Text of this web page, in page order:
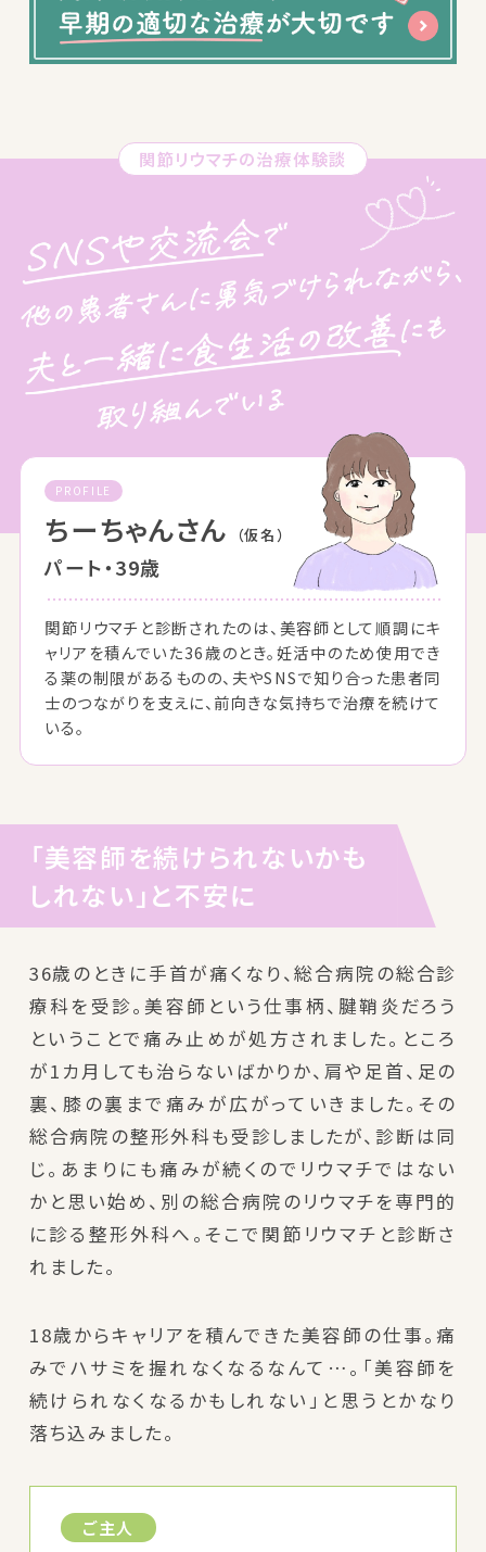
関節リウマチの治療体験談
PROFILE
ちーちゃんさん （仮名）
パート・39歳
関節リウマチと診断されたのは、美容師として順調にキ
ャリアを積んでいた36歳のとき。妊活中のため使用でき
る薬の制限があるものの、夫やSNSで知り合った患者同
士のつながりを支えに、前向きな気持ちで治療を続けて
いる。
「美容師を続けられないかも
しれない」と不安に
36歳のときに手首が痛くなり、総合病院の総合診
療科を受診。美容師という仕事柄、腱鞘炎だろう
ということで痛み止めが処方されました。ところ
が1カ月しても治らないばかりか、肩や足首、足の
裏、膝の裏まで痛みが広がっていきました。その
総合病院の整形外科も受診しましたが、診断は同
じ。あまりにも痛みが続くのでリウマチではない
かと思い始め、別の総合病院のリウマチを専門的
に診る整形外科へ。そこで関節リウマチと診断さ
れました。
18歳からキャリアを積んできた美容師の仕事。痛
みでハサミを握れなくなるなんて…。「美容師を
続けられなくなるかもしれない」と思うとかなり
落ち込みました。
ご主人